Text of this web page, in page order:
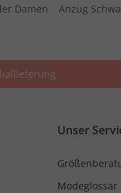
Damen Anzug
Unser
Modeglossar